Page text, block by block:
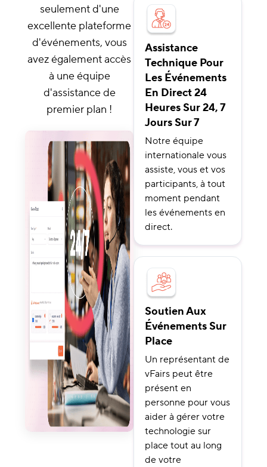
seulement d'une
excellente plateforme
d'événements, vous
avez également accès
à une équipe
d'assistance de
premier plan !
Assistance
Technique Pour
Les Événements
En Direct 24
Heures Sur 24, 7
Jours Sur 7
Notre équipe
internationale vous
assiste, vous et vos
participants, à tout
moment pendant
les événements en
direct.
Soutien Aux
Événements Sur
Place
Un représentant de
vFairs peut être
présent en
personne pour vous
aider à gérer votre
technologie sur
place tout au long
de votre